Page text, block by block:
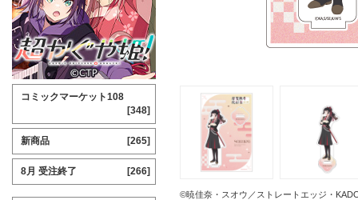
©暁佳奈・スオウ／ストレートエッジ・
コミックマーケット108
[348]
新商品 [265]
8月 受注終了 [266]